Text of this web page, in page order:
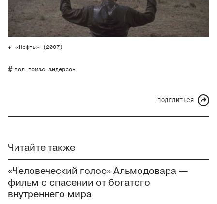
«Нефть» (2007)
пол томас андерсон
ПОДЕЛИТЬСЯ
Читайте также
«Человеческий голос» Альмодовара —
фильм о спасении от богатого
внутреннего мира